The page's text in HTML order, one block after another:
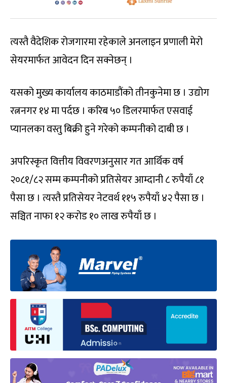
त्यस्तै वैदेशिक रोजगारमा रहेकाले अनलाइन प्रणाली मेरो
सेयरमार्फत आवेदन दिन सक्नेछन् ।
यसको मुख्य कार्यालय काठमाडौंको तीनकुनेमा छ । उद्योग
रत्ननगर १४ मा पर्दछ । करिब ५० डिलरमार्फत एसवाई
प्यानलका वस्तु बिक्री हुने गरेको कम्पनीको दाबी छ ।
अपरिस्कृत वित्तीय विवरणअनुसार गत आर्थिक वर्ष
२०८१/८२ सम्म कम्पनीको प्रतिसेयर आम्दानी ८ रुपैयाँ ८१
पैसा छ । त्यस्तै प्रतिसेयर नेटवर्थ ११५ रुपैयाँ ४२ पैसा छ ।
सञ्चित नाफा १२ करोड १० लाख रुपैयाँ छ ।